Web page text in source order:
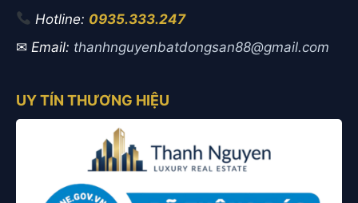
Hotline: 0935.333.247
✉ Email: thanhnguyenbatdongsan88@gmail.com
UY TÍN THƯƠNG HIỆU